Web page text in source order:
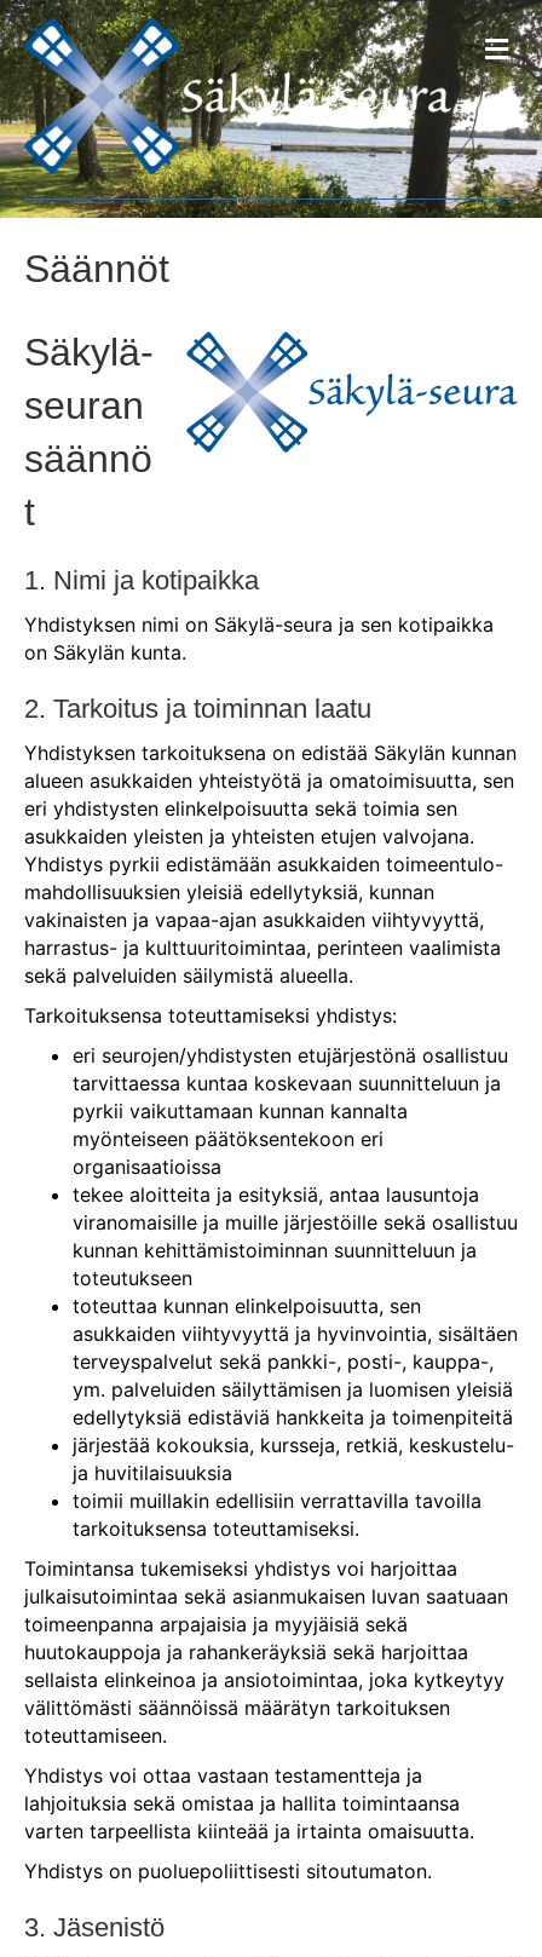
V
a
l
k
k
o
Säännöt
Säkylä-
seuran
säännö
t
1. Nimi ja kotipaikka
Yhdistyksen nimi on Säkylä-seura ja sen kotipaikka
on Säkylän kunta.
2. Tarkoitus ja toiminnan laatu
Yhdistyksen tarkoituksena on edistää Säkylän kunnan
alueen asukkaiden yhteistyötä ja omatoimisuutta, sen
eri yhdistysten elinkelpoisuutta sekä toimia sen
asukkaiden yleisten ja yhteisten etujen valvojana.
Yhdistys pyrkii edistämään asukkaiden toimeentulo-
mahdollisuuksien yleisiä edellytyksiä, kunnan
vakinaisten ja vapaa-ajan asukkaiden viihtyvyyttä,
harrastus- ja kulttuuritoimintaa, perinteen vaalimista
sekä palveluiden säilymistä alueella.
Tarkoituksensa toteuttamiseksi yhdistys:
eri seurojen/yhdistysten etujärjestönä osallistuu
tarvittaessa kuntaa koskevaan suunnitteluun ja
pyrkii vaikuttamaan kunnan kannalta
myönteiseen päätöksentekoon eri
organisaatioissa
tekee aloitteita ja esityksiä, antaa lausuntoja
viranomaisille ja muille järjestöille sekä osallistuu
kunnan kehittämistoiminnan suunnitteluun ja
toteutukseen
toteuttaa kunnan elinkelpoisuutta, sen
asukkaiden viihtyvyyttä ja hyvinvointia, sisältäen
terveyspalvelut sekä pankki-, posti-, kauppa-,
ym. palveluiden säilyttämisen ja luomisen yleisiä
edellytyksiä edistäviä hankkeita ja toimenpiteitä
järjestää kokouksia, kursseja, retkiä, keskustelu-
ja huvitilaisuuksia
toimii muillakin edellisiin verrattavilla tavoilla
tarkoituksensa toteuttamiseksi.
Toimintansa tukemiseksi yhdistys voi harjoittaa
julkaisutoimintaa sekä asianmukaisen luvan saatuaan
toimeenpanna arpajaisia ja myyjäisiä sekä
huutokauppoja ja rahankeräyksiä sekä harjoittaa
sellaista elinkeinoa ja ansiotoimintaa, joka kytkeytyy
välittömästi säännöissä määrätyn tarkoituksen
toteuttamiseen.
Yhdistys voi ottaa vastaan testamentteja ja
lahjoituksia sekä omistaa ja hallita toimintaansa
varten tarpeellista kiinteää ja irtainta omaisuutta.
Yhdistys on puoluepoliittisesti sitoutumaton.
3. Jäsenistö